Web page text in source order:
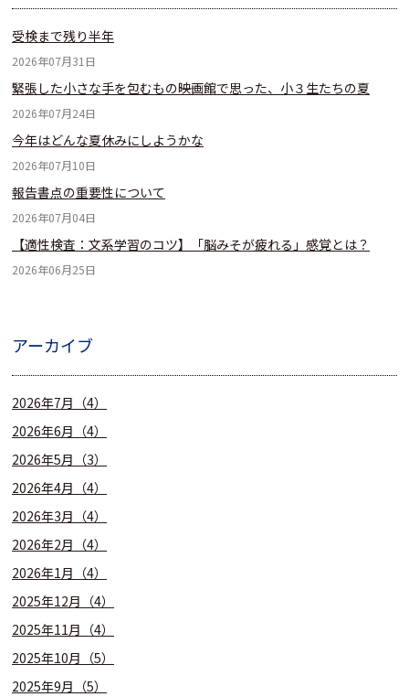
受検まで残り半年
2026年07月31日
緊張した小さな手を包むもの――映画館で思った、小３生たちの夏
2026年07月24日
今年はどんな夏休みにしようかな
2026年07月10日
報告書点の重要性について
2026年07月04日
【適性検査：文系学習のコツ】「脳みそが疲れる」感覚とは？
2026年06月25日
アーカイブ
2026年7月（4）
2026年6月（4）
2026年5月（3）
2026年4月（4）
2026年3月（4）
2026年2月（4）
2026年1月（4）
2025年12月（4）
2025年11月（4）
2025年10月（5）
2025年9月（5）